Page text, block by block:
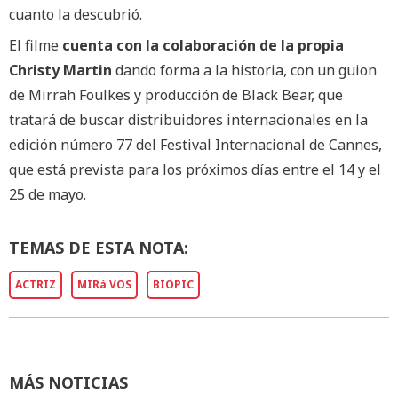
cuanto la descubrió.
El filme cuenta con la colaboración de la propia
Christy Martin dando forma a la historia, con un guion
de Mirrah Foulkes y producción de Black Bear, que
tratará de buscar distribuidores internacionales en la
edición número 77 del Festival Internacional de Cannes,
que está prevista para los próximos días entre el 14 y el
25 de mayo.
TEMAS DE ESTA NOTA:
ACTRIZ MIRá VOS BIOPIC
MÁS NOTICIAS